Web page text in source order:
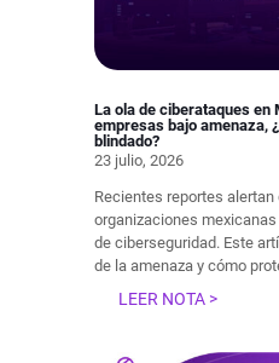
La ola de ciberataques en
empresas bajo amenaza,
blindado?
23 julio, 2026
Recientes reportes alertan
organizaciones
de ciberseguridad. Este
de la amenaza y cómo
LEER NOTA >